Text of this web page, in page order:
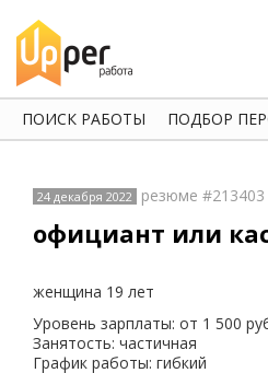
ПОИСК РАБОТЫ ПОДБОР
24 декабря 2022 резюме #213403
официант или
женщина 19 лет
Уровень зарплаты: от 1 500
Занятость: частичная
График работы: гибкий